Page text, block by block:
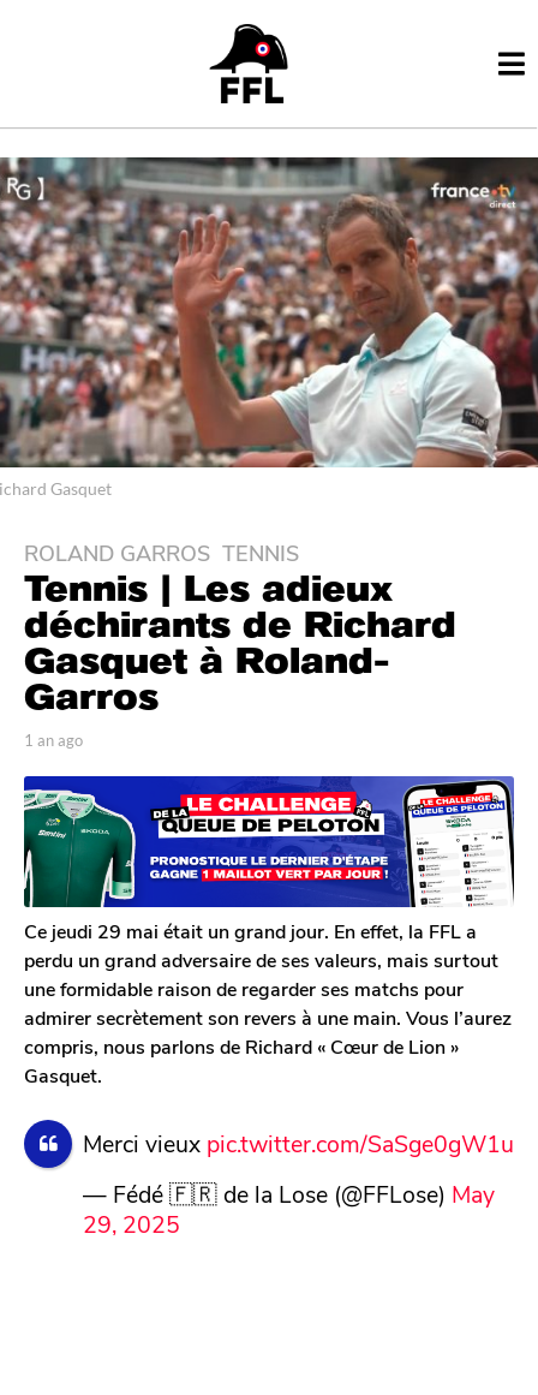
Gasquet
1
a
a
g
o
n
a
g
o
ROLAND GARROS ,TENNIS
Tennis | Les adieux
déchirants de Richard
Gasquet à Roland-
Garros
p
r
T
o
m
G
a
l
r
o
n
1 an ago
a
g
Ce jeudi 29 mai était un grand jour. En effet, la FFL a
perdu un grand adversaire de ses valeurs, mais surtout
une formidable raison de regarder ses matchs pour
admirer secrètement son revers à une main. Vous l’aurez
compris, nous parlons de Richard « Cœur de Lion »
Gasquet.
Merci vieux pic.twitter.com/SaSge0gW1u
— Fédé 🇫🇷 de la Lose (@FFLose) May
29, 2025